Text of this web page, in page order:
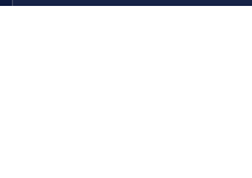
Virginia